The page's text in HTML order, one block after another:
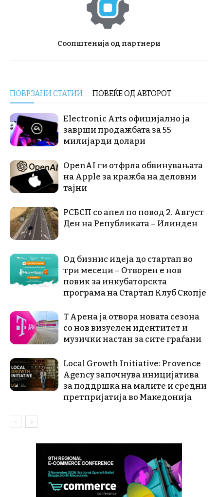
Соопштенија од партнери
ПОВРЗАНИ СТАТИИ ПОВЕЌЕ ОД АВТОРОТ
Electronic Arts официјално ја
заврши продажбата за 55
милијарди долари
OpenAI ги отфрла обвинувањата
на Apple за кражба на деловни
тајни
РСБСП со апел по повод 2. Август
Ден на Републиката – Илинден
Од бизнис идеја до стартап во
три месеци – Отворен е нов
повик за инкубаторскта
програма на Стартап Клуб Скопје
Т Арена ја отвора новата сезона
со нов визуелен идентитет и
музички настан за сите граѓани
Local Growth Initiative: Provence
Agency започнува иницијатива
за поддршка на малите и средни
претпријатија во Македонија